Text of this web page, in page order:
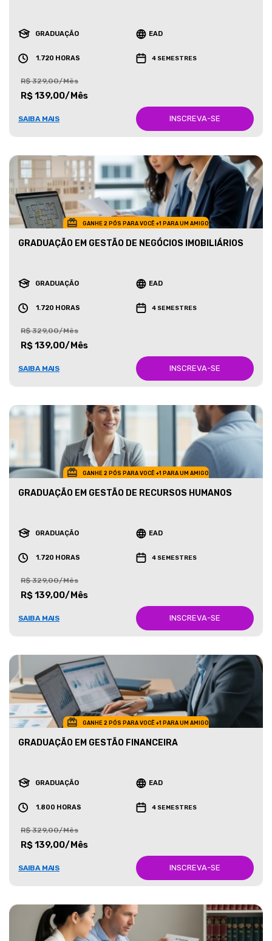
GRADUAÇÃO EAD
1.720 HORAS 4 SEMESTRES
R$ 329,00/Mês
R$ 139,00/Mês
SAIBA MAIS INSCREVA-SE
GANHE 2 PÓS PARA VOCÊ +1 PARA UM AMIGO
GRADUAÇÃO EM GESTÃO DE NEGÓCIOS IMOBILIÁRIOS
GRADUAÇÃO EAD
1.720 HORAS 4 SEMESTRES
R$ 329,00/Mês
R$ 139,00/Mês
SAIBA MAIS INSCREVA-SE
GANHE 2 PÓS PARA VOCÊ +1 PARA UM AMIGO
GRADUAÇÃO EM GESTÃO DE RECURSOS HUMANOS
GRADUAÇÃO EAD
1.720 HORAS 4 SEMESTRES
R$ 329,00/Mês
R$ 139,00/Mês
SAIBA MAIS INSCREVA-SE
GANHE 2 PÓS PARA VOCÊ +1 PARA UM AMIGO
GRADUAÇÃO EM GESTÃO FINANCEIRA
GRADUAÇÃO EAD
1.800 HORAS 4 SEMESTRES
R$ 329,00/Mês
R$ 139,00/Mês
SAIBA MAIS INSCREVA-SE